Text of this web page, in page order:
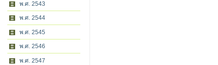
พ.ศ. 2543
พ.ศ. 2544
พ.ศ. 2545
พ.ศ. 2546
พ.ศ. 2547